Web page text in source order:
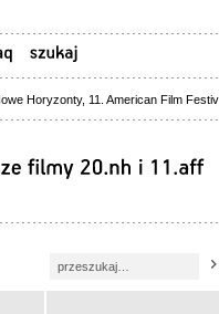
Horyzonty, 11. American Film